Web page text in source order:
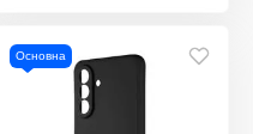
Основна